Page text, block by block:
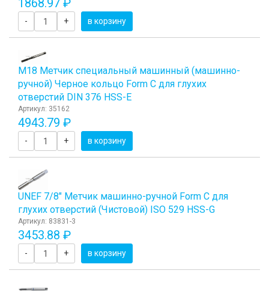
1868.97 ₽
- + в корзину
М18 Метчик специальный машинный (машинно-
ручной) Черное кольцо Form C для глухих
отверстий DIN 376 HSS-E
Артикул: 35162
4943.79 ₽
- + в корзину
UNEF 7/8" Метчик машинно-ручной Form C для
глухих отверстий (Чистовой) ISO 529 HSS-G
Артикул: 83831-3
3453.88 ₽
- + в корзину